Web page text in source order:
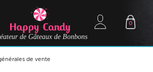
de Gâteaux de Bonbons
0
de vente